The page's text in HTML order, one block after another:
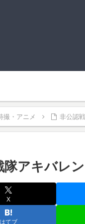
撮・アニメ 非公認
隊アキバレ
X
はてブ